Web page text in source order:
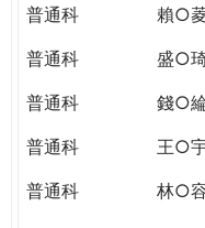
普通科
賴○
普通科
盛○
普通科
錢○
普通科
王○
普通科
林○